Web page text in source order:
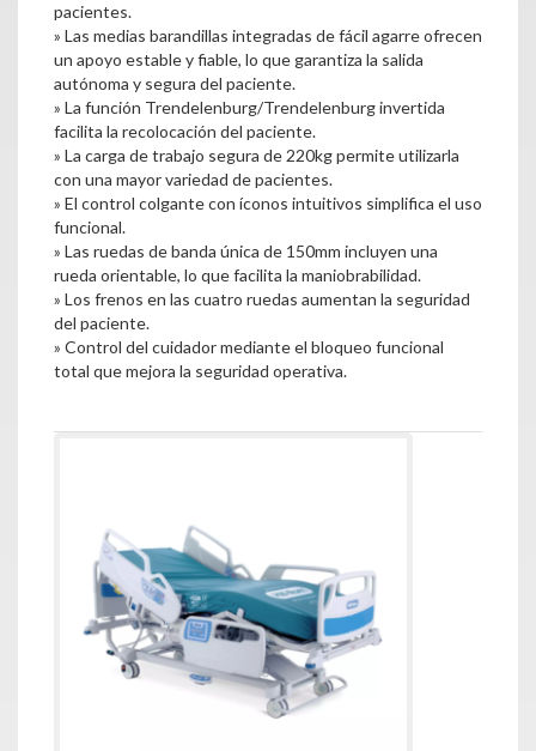
pacientes.
» Las medias barandillas integradas de fácil agarre ofrecen
un apoyo estable y fiable, lo que garantiza la salida
autónoma y segura del paciente.
» La función Trendelenburg/Trendelenburg invertida
facilita la recolocación del paciente.
» La carga de trabajo segura de 220kg permite utilizarla
con una mayor variedad de pacientes.
» El control colgante con íconos intuitivos simplifica el uso
funcional.
» Las ruedas de banda única de 150mm incluyen una
rueda orientable, lo que facilita la maniobrabilidad.
» Los frenos en las cuatro ruedas aumentan la seguridad
del paciente.
» Control del cuidador mediante el bloqueo funcional
total que mejora la seguridad operativa.